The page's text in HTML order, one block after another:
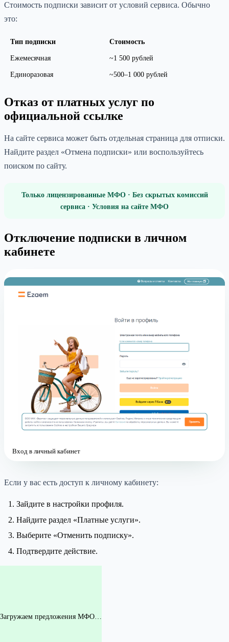
Стоимость подписки зависит от условий сервиса. Обычно
это:
Тип подписки Стоимость
Ежемесячная ~1 500 рублей
Единоразовая ~500–1 000 рублей
Отказ от платных услуг по
официальной ссылке
На сайте сервиса может быть отдельная страница для отписки.
Найдите раздел «Отмена подписки» или воспользуйтесь
поиском по сайту.
Только лицензированные МФО · Без скрытых комиссий
сервиса · Условия на сайте МФО
Отключение подписки в личном
кабинете
Вход в личный кабинет
Если у вас есть доступ к личному кабинету:
Зайдите в настройки профиля.
Найдите раздел «Платные услуги».
Выберите «Отменить подписку».
Подтвердите действие.
Загружаем предложения МФО…